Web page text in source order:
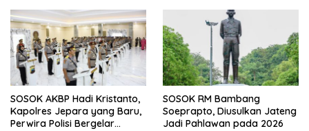
SOSOK AKBP Hadi Kristanto,
Kapolres Jepara yang Baru,
Perwira Polisi Bergelar
SOSOK RM Bambang
Soeprapto, Diusulkan Jateng
Jadi Pahlawan pada 2026